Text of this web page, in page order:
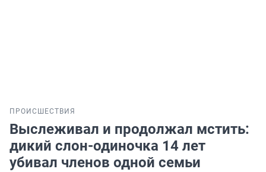
ПРОИСШЕСТВИЯ
Выслеживал и продолжал мстить:
дикий слон-одиночка 14 лет
убивал членов одной семьи